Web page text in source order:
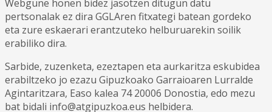
Webgune honen bidez jasotzen ditugun datu
pertsonalak ez dira GGLAren fitxategi batean gordeko
eta zure eskaerari erantzuteko helburuarekin soilik
erabiliko dira.
Sarbide, zuzenketa, ezeztapen eta aurkaritza eskubidea
erabiltzeko jo ezazu Gipuzkoako Garraioaren Lurralde
Agintaritzara, Easo kalea 74 20006 Donostia, edo mezu
bat bidali info@atgipuzkoa.eus helbidera.